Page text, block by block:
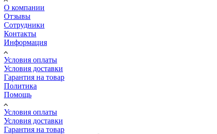
О компании
Отзывы
Сотрудники
Контакты
Информация
Условия оплаты
Условия доставки
Гарантия на товар
Политика
Помощь
Условия оплаты
Условия доставки
Гарантия на товар